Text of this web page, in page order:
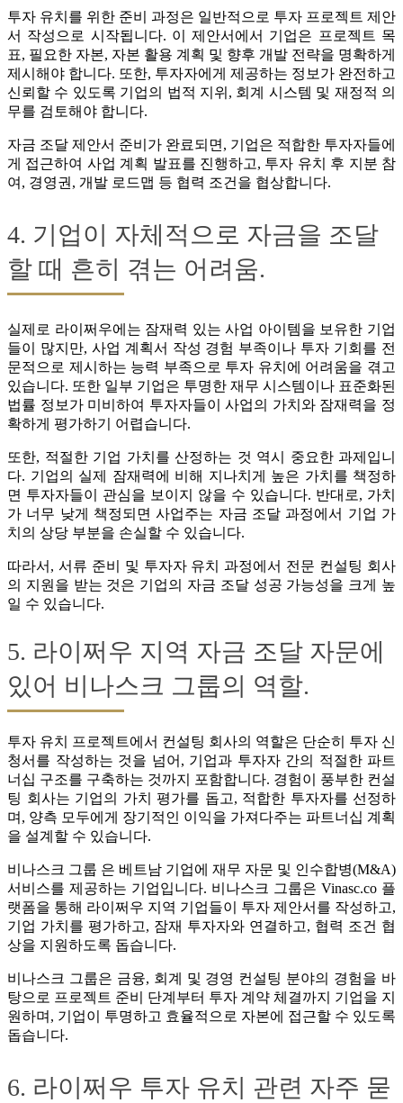
투자 유치를 위한 준비 과정은 일반적으로 투자 프로젝트 제안
서 작성으로 시작됩니다. 이 제안서에서 기업은 프로젝트 목
표, 필요한 자본, 자본 활용 계획 및 향후 개발 전략을 명확하게
제시해야 합니다. 또한, 투자자에게 제공하는 정보가 완전하고
신뢰할 수 있도록 기업의 법적 지위, 회계 시스템 및 재정적 의
무를 검토해야 합니다.
자금 조달 제안서 준비가 완료되면, 기업은 적합한 투자자들에
게 접근하여 사업 계획 발표를 진행하고, 투자 유치 후 지분 참
여, 경영권, 개발 로드맵 등 협력 조건을 협상합니다.
4. 기업이 자체적으로 자금을 조달
할 때 흔히 겪는 어려움.
실제로 라이쩌우에는 잠재력 있는 사업 아이템을 보유한 기업
들이 많지만, 사업 계획서 작성 경험 부족이나 투자 기회를 전
문적으로 제시하는 능력 부족으로 투자 유치에 어려움을 겪고
있습니다. 또한 일부 기업은 투명한 재무 시스템이나 표준화된
법률 정보가 미비하여 투자자들이 사업의 가치와 잠재력을 정
확하게 평가하기 어렵습니다.
또한, 적절한 기업 가치를 산정하는 것 역시 중요한 과제입니
다. 기업의 실제 잠재력에 비해 지나치게 높은 가치를 책정하
면 투자자들이 관심을 보이지 않을 수 있습니다. 반대로, 가치
가 너무 낮게 책정되면 사업주는 자금 조달 과정에서 기업 가
치의 상당 부분을 손실할 수 있습니다.
따라서, 서류 준비 및 투자자 유치 과정에서 전문 컨설팅 회사
의 지원을 받는 것은 기업의 자금 조달 성공 가능성을 크게 높
일 수 있습니다.
5. 라이쩌우 지역 자금 조달 자문에
있어 비나스크 그룹의 역할.
투자 유치 프로젝트에서 컨설팅 회사의 역할은 단순히 투자 신
청서를 작성하는 것을 넘어, 기업과 투자자 간의 적절한 파트
너십 구조를 구축하는 것까지 포함합니다. 경험이 풍부한 컨설
팅 회사는 기업의 가치 평가를 돕고, 적합한 투자자를 선정하
며, 양측 모두에게 장기적인 이익을 가져다주는 파트너십 계획
을 설계할 수 있습니다.
비나스크 그룹 은 베트남 기업에 재무 자문 및 인수합병(M&A)
서비스를 제공하는 기업입니다. 비나스크 그룹은 Vinasc.co 플
랫폼을 통해 라이쩌우 지역 기업들이 투자 제안서를 작성하고,
기업 가치를 평가하고, 잠재 투자자와 연결하고, 협력 조건 협
상을 지원하도록 돕습니다.
비나스크 그룹은 금융, 회계 및 경영 컨설팅 분야의 경험을 바
탕으로 프로젝트 준비 단계부터 투자 계약 체결까지 기업을 지
원하며, 기업이 투명하고 효율적으로 자본에 접근할 수 있도록
돕습니다.
6. 라이쩌우 투자 유치 관련 자주 묻